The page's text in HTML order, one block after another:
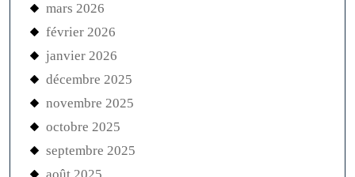
mars 2026
février 2026
janvier 2026
décembre 2025
novembre 2025
octobre 2025
septembre 2025